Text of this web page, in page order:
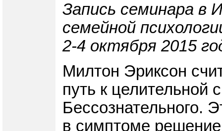
Запись семинара в
семейной
2-4 октября 2015
Милтон Эриксон
путь к целительной
Бессознательного.
в симптоме решение